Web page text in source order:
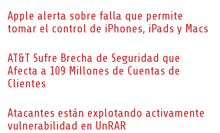
Apple alerta sobre falla que permite
tomar el control de iPhones, iPads y Macs
AT&T Sufre Brecha de Seguridad que
Afecta a 109 Millones de Cuentas de
Clientes
Atacantes están explotando activamente
vulnerabilidad en UnRAR